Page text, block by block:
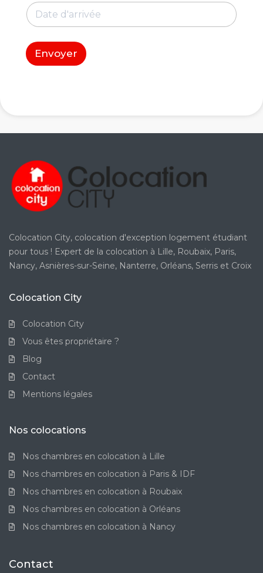
m
*
i
l
D
a
e
d
'
v
Envoyer
Colocation City, colocation d'exception logement étudiant
pour tous ! Expert de la colocation à Lille, Roubaix, Paris,
Nancy, Asnières-sur-Seine, Nanterre, Orléans, Serris et Croix
Colocation City
Colocation City
Vous êtes propriétaire ?
Blog
Contact
Mentions légales
Nos colocations
Nos chambres en colocation à Lille
Nos chambres en colocation à Paris & IDF
Nos chambres en colocation à Roubaix
Nos chambres en colocation à Orléans
Nos chambres en colocation à Nancy
Contact